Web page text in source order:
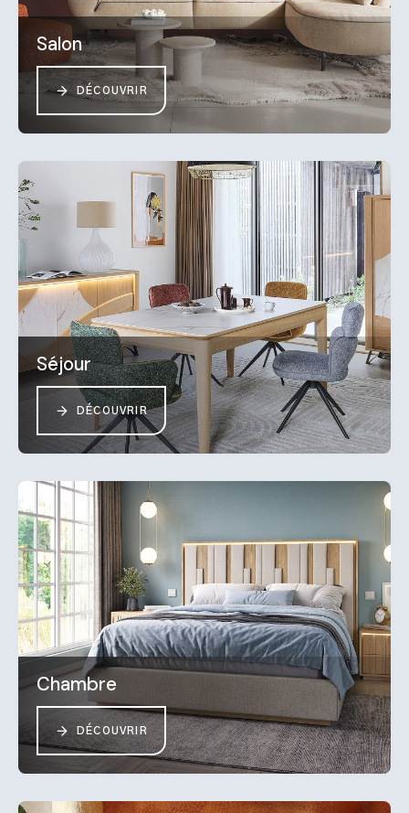
Salon
DÉCOUVRIR
Séjour
DÉCOUVRIR
Chambre
DÉCOUVRIR